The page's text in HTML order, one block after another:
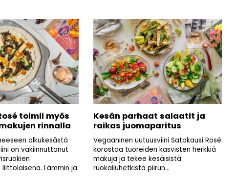
toimii myös
rinnalla
alkukesästä
on vakiinnuttanut
Lämmin ja
Kesän parhaat salaatit ja
raikas juomaparitus
Vegaaninen uutuusviini Satokausi Rosé
korostaa tuoreiden kasvisten herkkiä
makuja ja tekee kesäisistä
ruokailuhetkistä piirun...